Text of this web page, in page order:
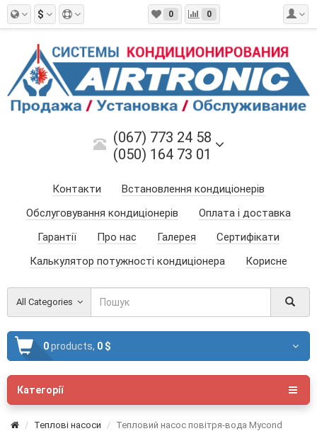
$ 0 0
(067) 773 24 58
(050) 164 73 01
Контакти
Встановлення кондиціонерів
Обслуговування кондиціонерів
Оплата і доставка
Гарантії
Про нас Галерея
Сертифікати
Калькулятор потужності кондиціонера
Корисне
All Categories
0products, 0 $
Категорії
Теплові насоси
Тепловий насос повітря-вода Mycond